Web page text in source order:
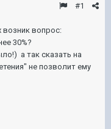
#1
возник вопрос:
30%?
а так сказать на
не позволит ему